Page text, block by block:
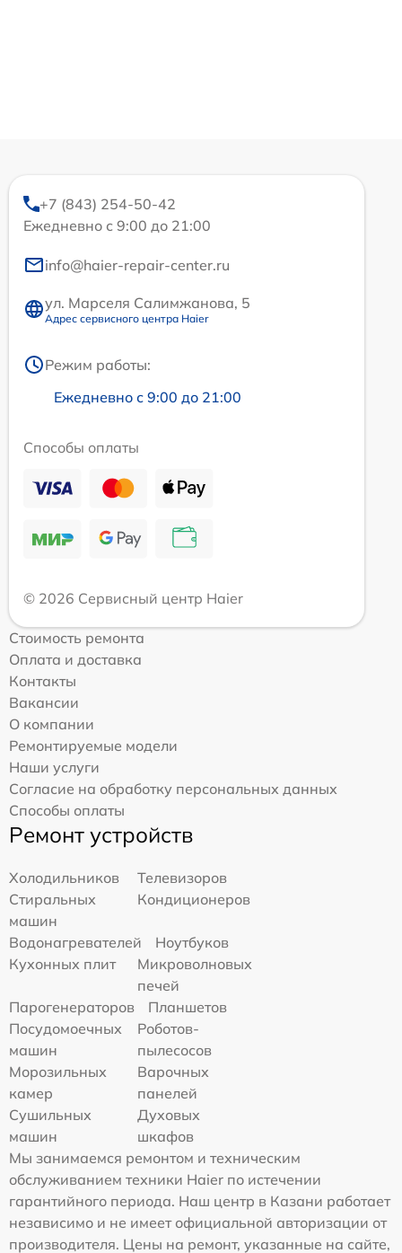
+7 (843) 254-50-42
Ежедневно с 9:00 до 21:00
info@haier-repair-center.ru
ул. Марселя Салимжанова, 5
Адрес сервисного центра Haier
Режим работы:
Ежедневно с 9:00 до 21:00
Способы оплаты
© 2026 Сервисный центр Haier
Стоимость ремонта
Оплата и доставка
Контакты
Вакансии
О компании
Ремонтируемые модели
Наши услуги
Согласие на обработку персональных данных
Способы оплаты
Ремонт устройств
Холодильников
Телевизоров
Стиральных
машин
Кондиционеров
Водонагревателей
Ноутбуков
Кухонных плит
Микроволновых
печей
Парогенераторов
Планшетов
Посудомоечных
машин
Роботов-
пылесосов
Морозильных
камер
Варочных
панелей
Сушильных
машин
Духовых
шкафов
Мы занимаемся ремонтом и техническим
обслуживанием техники Haier по истечении
гарантийного периода. Наш центр в Казани работает
независимо и не имеет официальной авторизации от
производителя. Цены на ремонт, указанные на сайте,